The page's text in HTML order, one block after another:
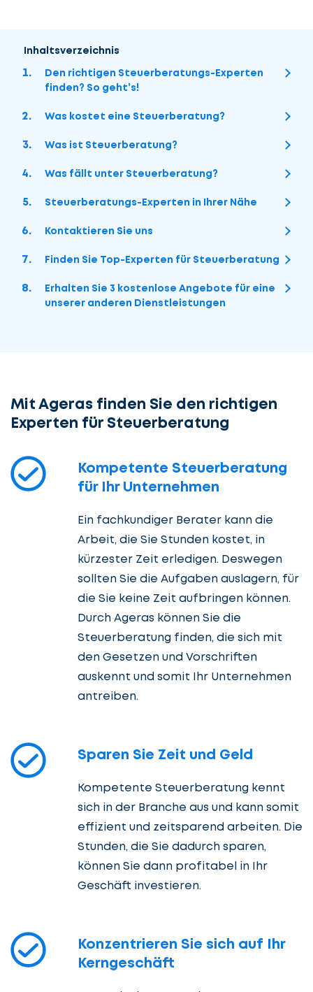
Inhaltsverzeichnis
Den richtigen Steuerberatungs-Experten
finden? So geht’s!
Was kostet eine Steuerberatung?
Was ist Steuerberatung?
Was fällt unter Steuerberatung?
Steuerberatungs-Experten in Ihrer Nähe
Kontaktieren Sie uns
Finden Sie Top-Experten für Steuerberatung
Erhalten Sie 3 kostenlose Angebote für eine
unserer anderen Dienstleistungen
Mit Ageras finden Sie den richtigen
Experten für Steuerberatung
Kompetente Steuerberatung
für Ihr Unternehmen
Ein fachkundiger Berater kann die
Arbeit, die Sie Stunden kostet, in
kürzester Zeit erledigen. Deswegen
sollten Sie die Aufgaben auslagern, für
die Sie keine Zeit aufbringen können.
Durch Ageras können Sie die
Steuerberatung finden, die sich mit
den Gesetzen und Vorschriften
auskennt und somit Ihr Unternehmen
antreiben.
Sparen Sie Zeit und Geld
Kompetente Steuerberatung kennt
sich in der Branche aus und kann somit
effizient und zeitsparend arbeiten. Die
Stunden, die Sie dadurch sparen,
können Sie dann profitabel in Ihr
Geschäft investieren.
Konzentrieren Sie sich auf Ihr
Kerngeschäft